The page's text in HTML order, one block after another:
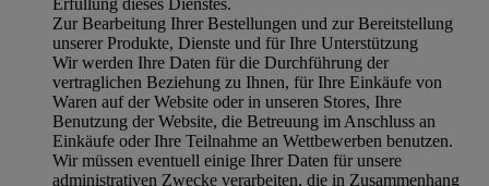
Erfüllung dieses Dienstes.
Zur Bearbeitung Ihrer Bestellungen und zur Bereitstellung
unserer Produkte, Dienste und für Ihre Unterstützung
Wir werden Ihre Daten für die Durchführung der
vertraglichen Beziehung zu Ihnen, für Ihre Einkäufe von
Waren auf der Website oder in unseren Stores, Ihre
Benutzung der Website, die Betreuung im Anschluss an
Einkäufe oder Ihre Teilnahme an Wettbewerben benutzen.
Wir müssen eventuell einige Ihrer Daten für unsere
administrativen Zwecke verarbeiten, die in Zusammenhang